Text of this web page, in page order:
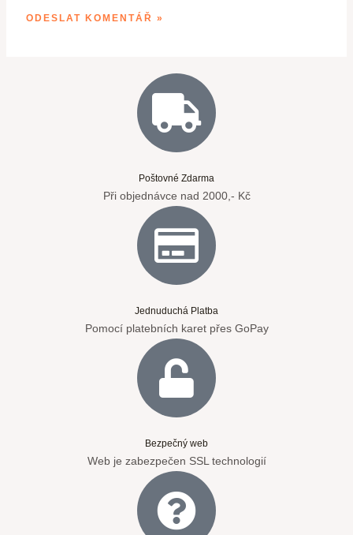
Poštovné Zdarma
Při objednávce nad 2000,- Kč
Jednuduchá Platba
Pomocí platebních karet přes GoPay
Bezpečný web
Web je zabezpečen SSL technologií